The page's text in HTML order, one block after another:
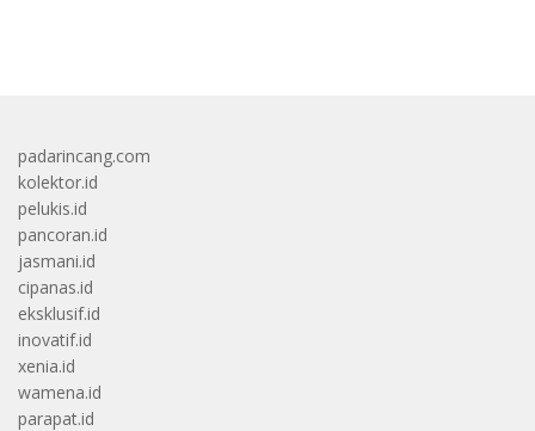
padarincang.com
kolektor.id
pelukis.id
pancoran.id
jasmani.id
cipanas.id
eksklusif.id
inovatif.id
xenia.id
wamena.id
parapat.id